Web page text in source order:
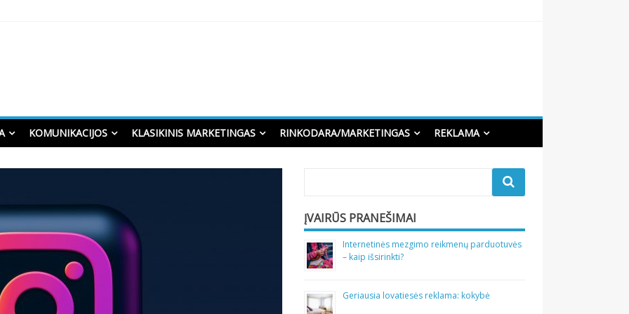
KOMUNIKACIJOS KLASIKINIS MARKETINGAS RINKODARA/MARKETINGAS REKLAMA
ĮVAIRŪS PRANEŠIMAI
Internetinės mezgimo reikmenų parduotuvės
– kaip išsirinkti?
Geriausia lovatiesės reklama: kokybė